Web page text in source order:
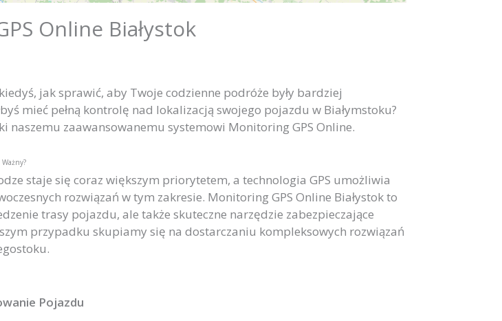
Online Białystok
jak sprawić, aby Twoje codzienne podróże były bardziej
mieć pełną kontrolę nad lokalizacją swojego pojazdu w Białymstoku?
naszemu zaawansowanemu systemowi Monitoring GPS Online.
staje się coraz większym priorytetem, a technologia GPS umożliwia
rozwiązań w tym zakresie. Monitoring GPS Online Białystok to
trasy pojazdu, ale także skuteczne narzędzie zabezpieczające
przypadku skupiamy się na dostarczaniu kompleksowych rozwiązań
Pojazdu